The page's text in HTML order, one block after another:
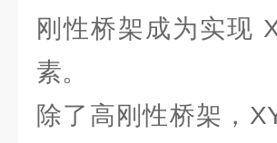
刚性桥架成为实现
素。
除了高刚性桥架，